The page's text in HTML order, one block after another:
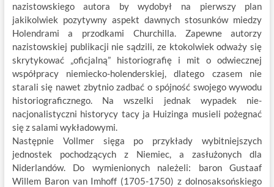
nazistowskiego autora by wydobył na pierwszy plan
jakikolwiek pozytywny aspekt dawnych stosunków miedzy
Holendrami a przodkami Churchilla. Zapewne autorzy
nazistowskiej publikacji nie sądzili, ze ktokolwiek odważy się
skrytykować „oficjalną” historiografię i mit o odwiecznej
współpracy niemiecko-holenderskiej, dlatego czasem nie
starali się nawet zbytnio zadbać o spójność swojego wywodu
historiograficznego. Na wszelki jednak wypadek nie-
nacjonalistyczni historycy tacy ja Huizinga musieli pożegnać
się z salami wykładowymi.
Następnie Vollmer sięga po przykłady wybitniejszych
jednostek pochodzących z Niemiec, a zasłużonych dla
Niderlandów. Do wymienionych należeli: baron Gustaaf
Willem Baron van Imhoff (1705-1750) z dolnosaksońskiego